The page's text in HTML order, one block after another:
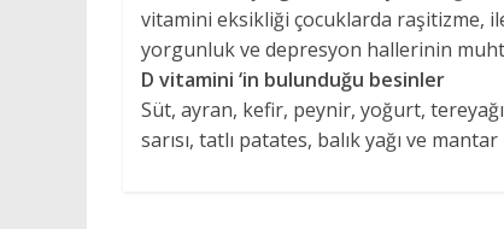
vitamini eksikliği çocuklarda raşitizme,
yorgunluk ve depresyon hallerinin
D vitamini ‘in bulunduğu besinler
Süt, ayran, kefir, peynir, yoğurt,
sarısı, tatlı patates, balık yağı ve